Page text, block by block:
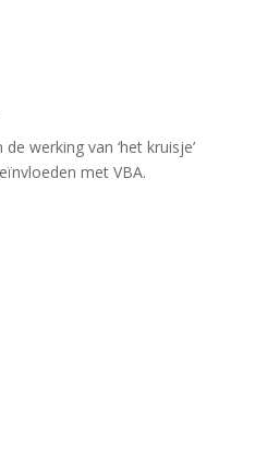
werking van ‘het kruisje’
met VBA.